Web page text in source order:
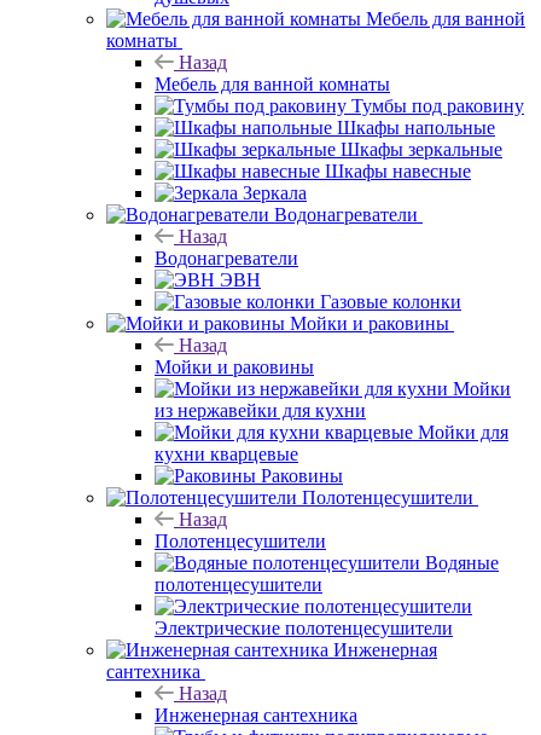
Мебель для ванной
комнаты
Назад
Мебель для ванной комнаты
Тумбы под раковину
Шкафы напольные
Шкафы зеркальные
Шкафы навесные
Зеркала
Водонагреватели
Назад
Водонагреватели
ЭВН
Газовые колонки
Мойки и раковины
Назад
Мойки и раковины
Мойки
из нержавейки для кухни
Мойки для
кухни кварцевые
Раковины
Полотенцесушители
Назад
Полотенцесушители
Водяные
полотенцесушители
Электрические полотенцесушители
Инженерная
сантехника
Назад
Инженерная сантехника